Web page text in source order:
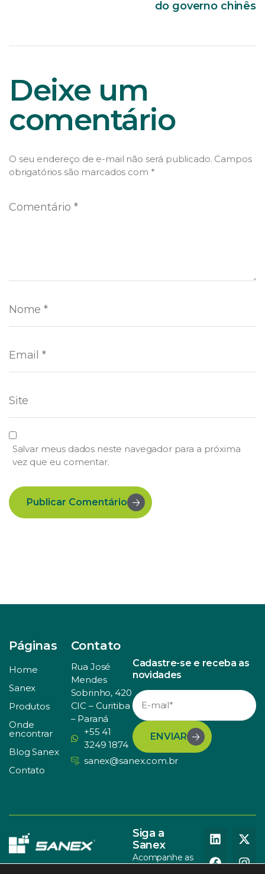
do governo chinês
Deixe um
comentário
O seu endereço de e-mail não será publicado. Campos
obrigatórios são marcados com *
Salvar meus dados neste navegador para a próxima
vez que eu comentar.
Publicar Comentário
Páginas
Home
Sanex
Produtos
Onde
encontrar
Blog Sanex
Contato
Contato
Rua José
Mendes
Sobrinho, 420
CIC – Curitiba
– Paraná
+55 41
3249 1874
sanex@sanex.com.br
Cadastre-se e receba as
novidades
ENVIAR
Siga a
Sanex
Acompanhe as